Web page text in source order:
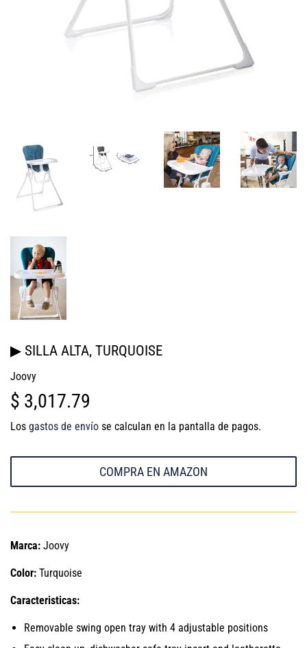
▶ SILLA ALTA, TURQUOISE
Joovy
$ 3,017.79
3,017.79
Los gastos de envío se calculan en la pantalla de pagos.
COMPRA EN AMAZON
Marca: Joovy
Color: Turquoise
Caracteristicas:
Removable swing open tray with 4 adjustable positions